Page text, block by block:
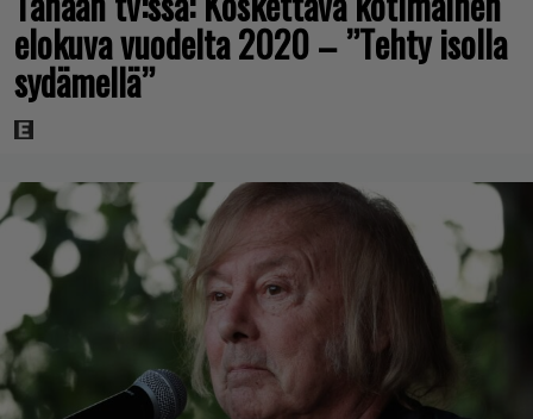
elokuva vuodelta 2020 – ”Tehty isolla
sydämellä”